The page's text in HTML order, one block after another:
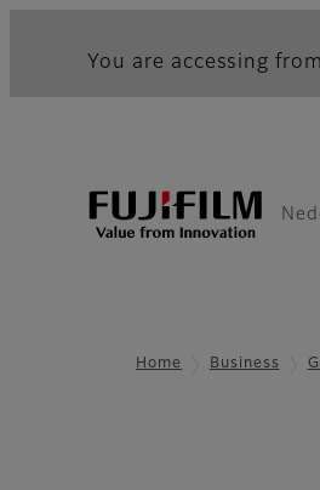
You are accessing
Home Business